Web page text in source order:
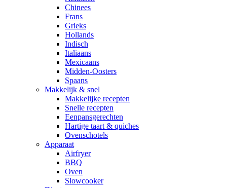
Chinees
Frans
Grieks
Hollands
Indisch
Italiaans
Mexicaans
Midden-Oosters
Spaans
Makkelijk & snel
Makkelijke recepten
Snelle recepten
Eenpansgerechten
Hartige taart & quiches
Ovenschotels
Apparaat
Airfryer
BBQ
Oven
Slowcooker